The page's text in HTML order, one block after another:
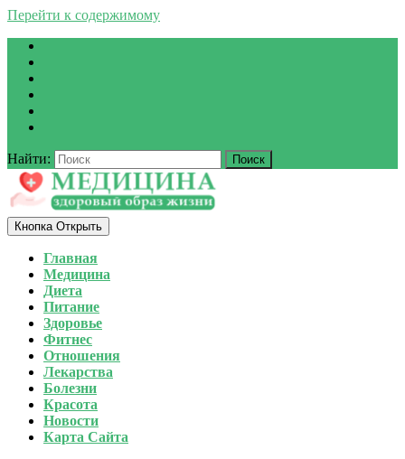
Перейти к содержимому
Найти:
Кнопка Открыть
Главная
Медицина
Диета
Питание
Здоровье
Фитнес
Отношения
Лекарства
Болезни
Красота
Новости
Карта Сайта